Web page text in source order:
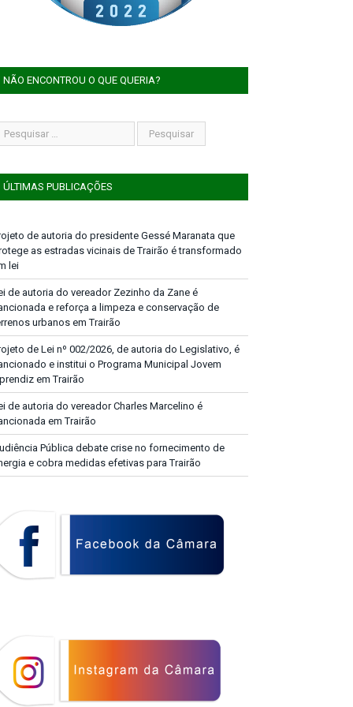
NÃO ENCONTROU O QUE QUERIA?
ÚLTIMAS PUBLICAÇÕES
de autoria do presidente Gessé Maranata que
as estradas vicinais de Trairão é transformado
lei
de autoria do vereador Zezinho da Zane é
e reforça a limpeza e conservação de
urbanos em Trairão
de Lei nº 002/2026, de autoria do Legislativo, é
e institui o Programa Municipal Jovem
em Trairão
de autoria do vereador Charles Marcelino é
em Trairão
Pública debate crise no fornecimento de
e cobra medidas efetivas para Trairão